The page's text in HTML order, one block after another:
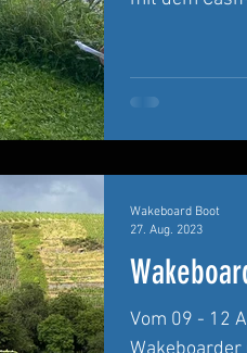
Vom 09 - 12
Wakeboard Boot
27. Aug. 2023